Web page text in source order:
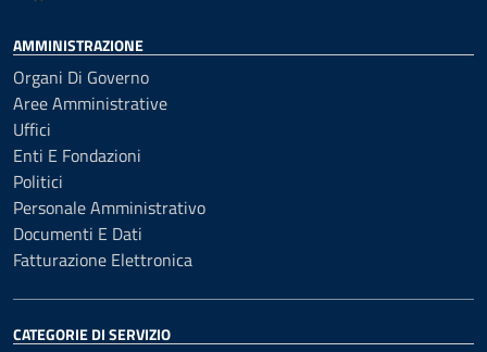
AMMINISTRAZIONE
Organi Di Governo
Aree Amministrative
Uffici
Enti E Fondazioni
Politici
Personale Amministrativo
Documenti E Dati
Fatturazione Elettronica
CATEGORIE DI SERVIZIO